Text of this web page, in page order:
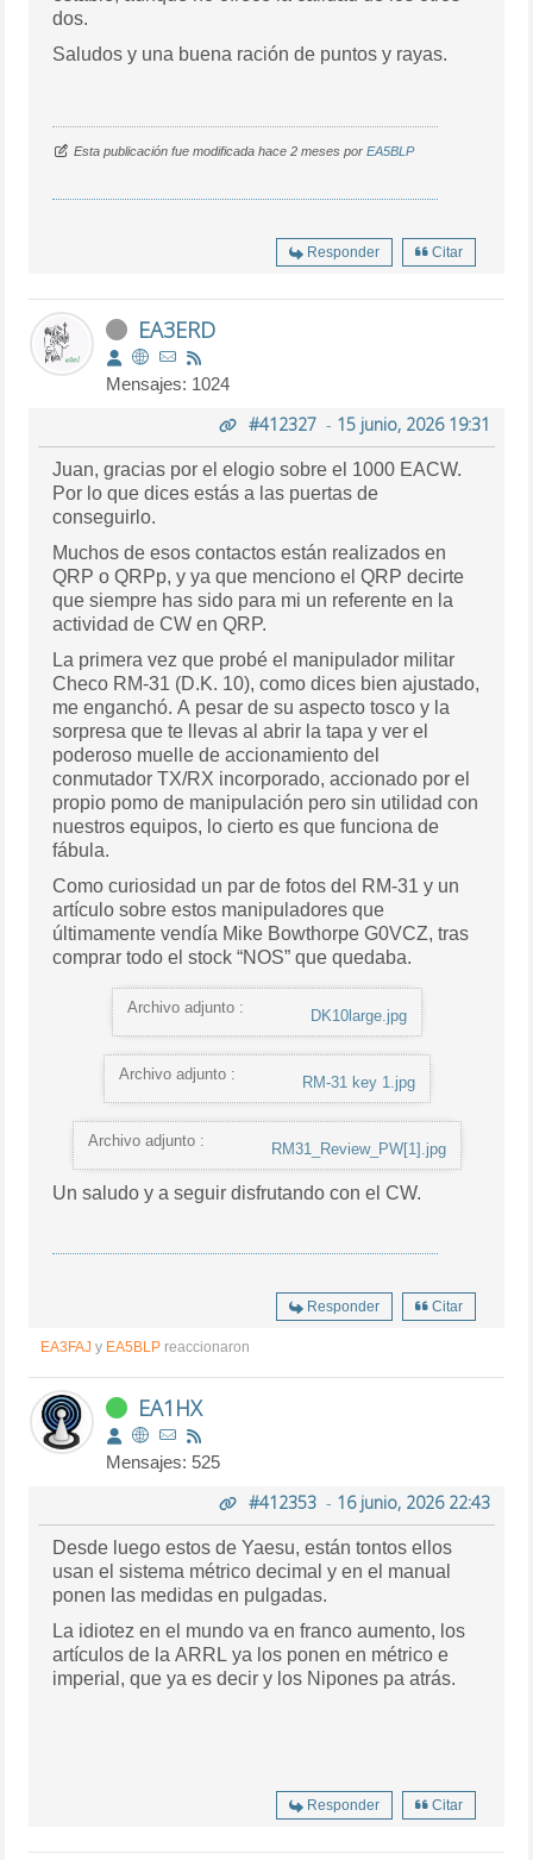
dos.
Saludos y una buena ración de puntos y rayas.
Esta publicación fue modificada hace 2 meses porEA5BLP
Responder Citar
EA3ERD
Mensajes: 1024
#412327- 15 junio, 2026 19:31
Juan, gracias por el elogio sobre el 1000 EACW.
Por lo que dices estás a las puertas de
conseguirlo.
Muchos de esos contactos están realizados en
QRP o QRPp, y ya que menciono el QRP decirte
que siempre has sido para mi un referente en la
actividad de CW en QRP.
La primera vez que probé el manipulador militar
Checo RM-31 (D.K. 10), como dices bien ajustado,
me enganchó. A pesar de su aspecto tosco y la
sorpresa que te llevas al abrir la tapa y ver el
poderoso muelle de accionamiento del
conmutador TX/RX incorporado, accionado por el
propio pomo de manipulación pero sin utilidad con
nuestros equipos, lo cierto es que funciona de
fábula.
Como curiosidad un par de fotos del RM-31 y un
artículo sobre estos manipuladores que
últimamente vendía Mike Bowthorpe G0VCZ, tras
comprar todo el stock “NOS” que quedaba.
Archivo adjunto : DK10large.jpg
Archivo adjunto : RM-31 key 1.jpg
Archivo adjunto : RM31_Review_PW[1].jpg
Un saludo y a seguir disfrutando con el CW.
Responder Citar
EA3FAJ y EA5BLP reaccionaron
EA1HX
Mensajes: 525
#412353- 16 junio, 2026 22:43
Desde luego estos de Yaesu, están tontos ellos
usan el sistema métrico decimal y en el manual
ponen las medidas en pulgadas.
La idiotez en el mundo va en franco aumento, los
artículos de la ARRL ya los ponen en métrico e
imperial, que ya es decir y los Nipones pa atrás.
Responder Citar